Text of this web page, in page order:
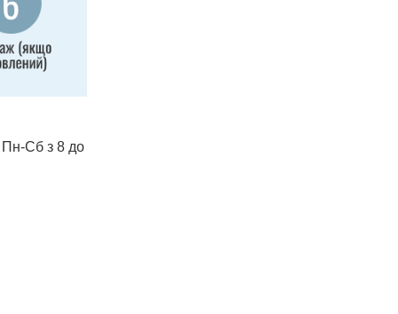
Пн-Сб з 8 до